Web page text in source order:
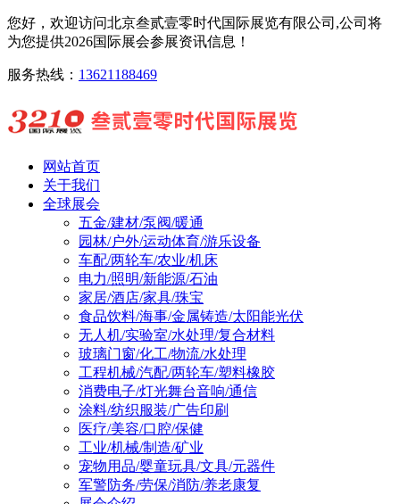
您好，欢迎访问北京叁贰壹零时代国际展览有限公司,公司将
为您提供2026国际展会参展资讯信息！
服务热线： 13621188469
网站首页
关于我们
全球展会
五金/建材/泵阀/暖通
园林/户外/运动体育/游乐设备
车配/两轮车/农业/机床
电力/照明/新能源/石油
家居/酒店/家具/珠宝
食品饮料/海事/金属铸造/太阳能光伏
无人机/实验室/水处理/复合材料
玻璃门窗/化工/物流/水处理
工程机械/汽配/两轮车/塑料橡胶
消费电子/灯光舞台音响/通信
涂料/纺织服装/广告印刷
医疗/美容/口腔/保健
工业/机械/制造/矿业
宠物用品/婴童玩具/文具/元器件
军警防务/劳保/消防/养老康复